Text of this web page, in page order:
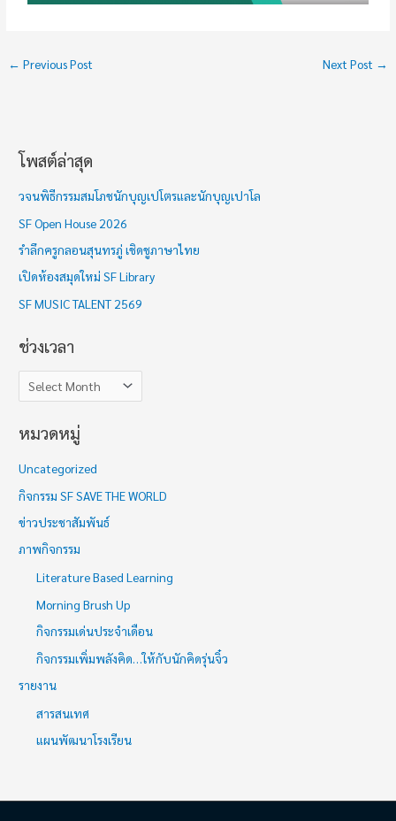
← Previous Post Next Post →
โพสต์ล่าสุด
วจนพิธีกรรมสมโภชนักบุญเปโตรและนักบุญเปาโล
SF Open House 2026
รำลึกครูกลอนสุนทรภู่ เชิดชูภาษาไทย
เปิดห้องสมุดใหม่ SF Library
SF MUSIC TALENT 2569
ช่วงเวลา
ช่
ง
เ
ว
ล
า
หมวดหมู่
Uncategorized
กิจกรรม SF SAVE THE WORLD
ข่าวประชาสัมพันธ์
ภาพกิจกรรม
Literature Based Learning
Morning Brush Up
กิจกรรมเด่นประจำเดือน
กิจกรรมเพิ่มพลังคิด…ให้กับนักคิดรุ่นจิ๋ว
รายงาน
สารสนเทศ
แผนพัฒนาโรงเรียน